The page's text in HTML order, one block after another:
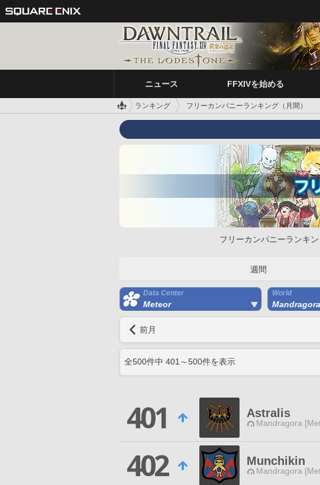
ニュース FFXIVを始める
ランキング フリーカンパニーランキング（月間）
フリーカンパニーランキ
週間
Data Center
Meteor
World
Mandragora
前月
全500件中 401 ～500件を表示
401 Astralis
Mandragora
402
Munchikin
Mandragora